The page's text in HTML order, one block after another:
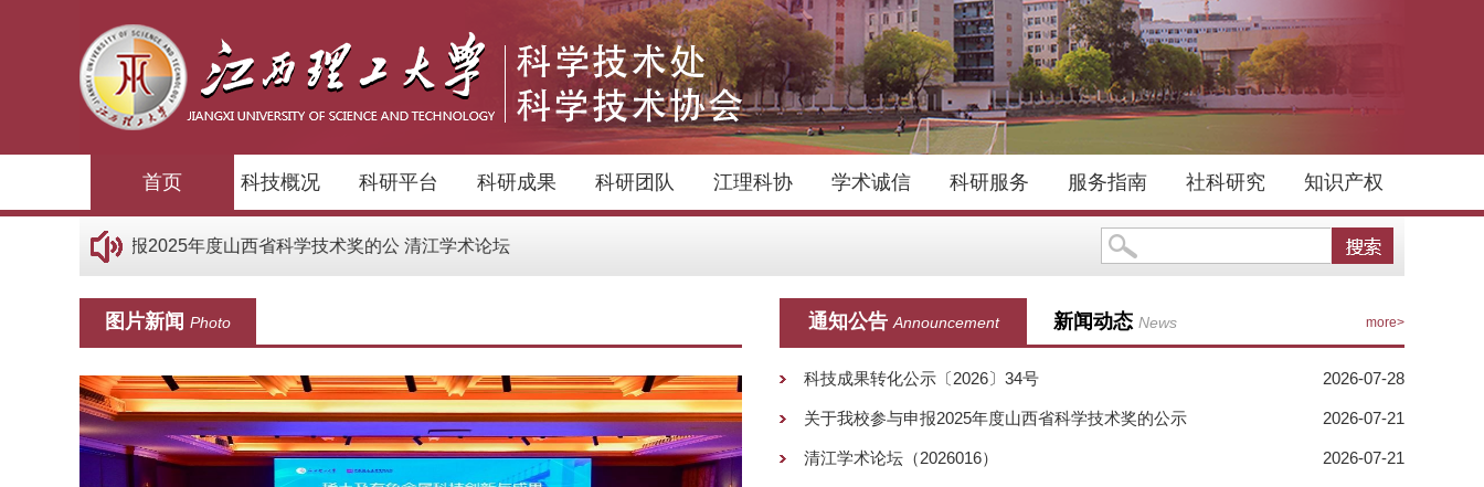
首页 科技概况 科研平台 科研成果 科研团队 江理科协 学术诚信 科研服务 服务指南 社科研究 知识产权
我校参与申报2025年度山西省科学技术奖的公 清江学术论坛（2026016） 国家市场监督管理总局重点实验室（稀土产品检测
图片新闻 Photo 通知公告Announcement 新闻动态 News more>
2026-07-28
科技成果转化公示〔2026〕34号
2026-07-21
关于我校参与申报2025年度山西省科学技术奖的公示
2026-07-21
清江学术论坛（2026016）